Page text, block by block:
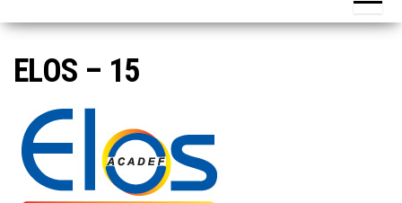
ELOS – 15